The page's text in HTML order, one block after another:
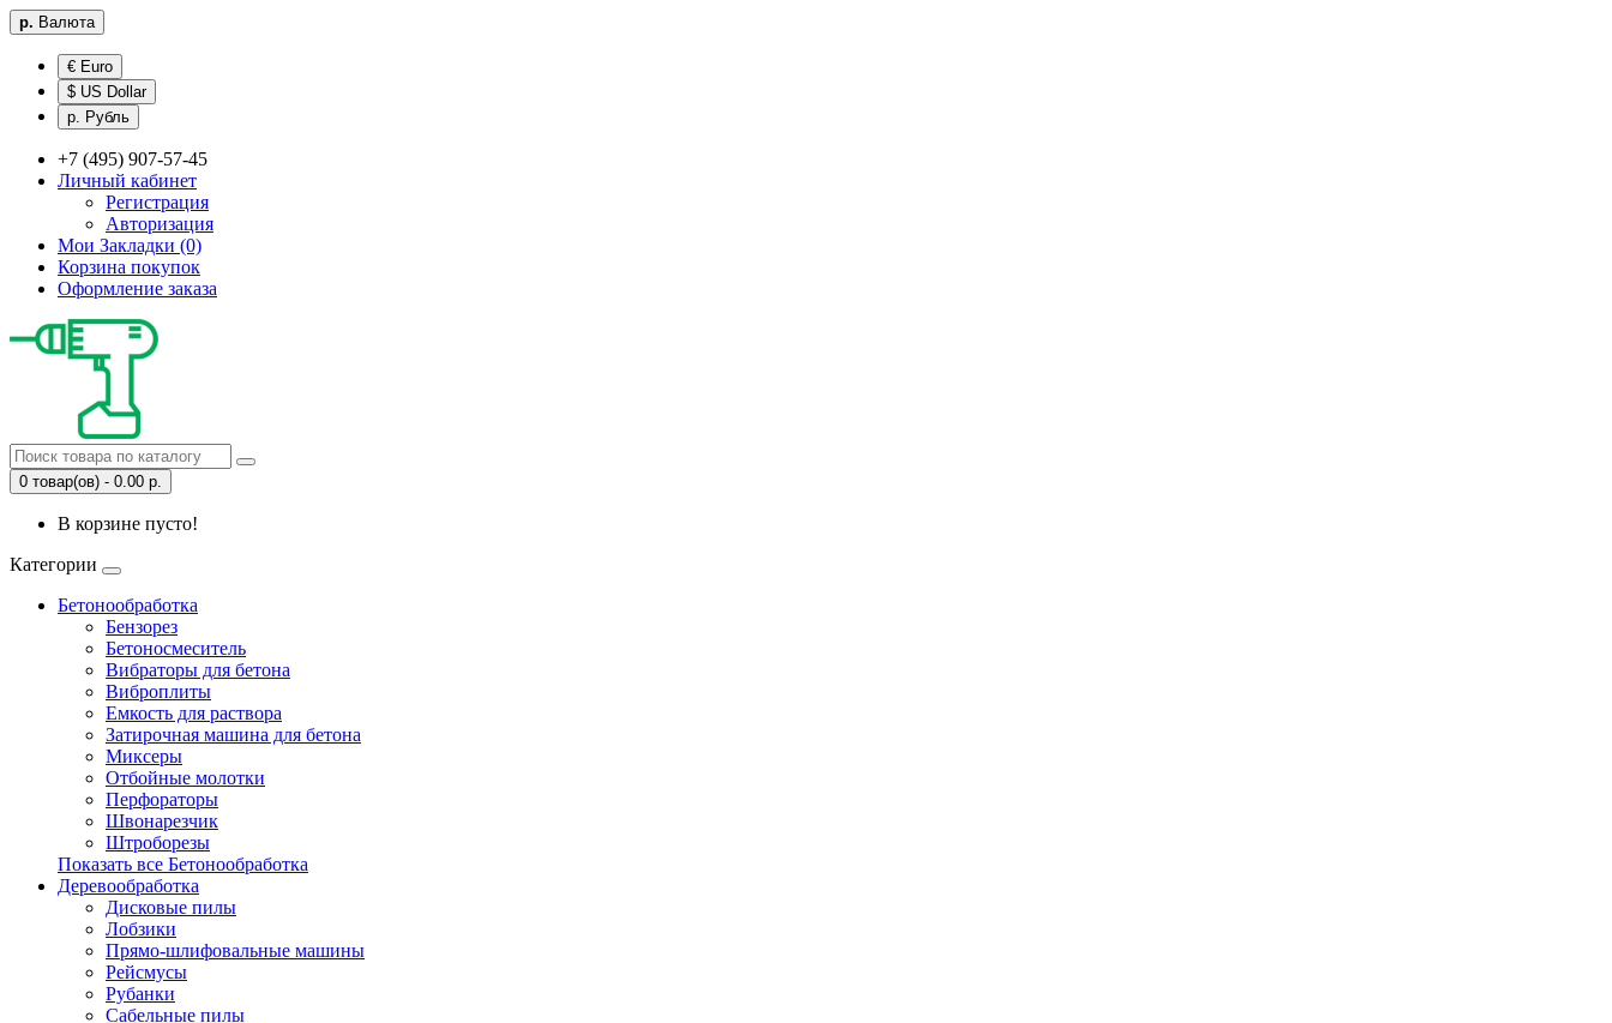
р. Валюта
€ Euro
$ US Dollar
р. Рубль
+7 (495) 907-57-45
Личный кабинет
Регистрация
Авторизация
Мои Закладки (0)
Корзина покупок
Оформление заказа
0 товар(ов) - 0.00 р.
В корзине пусто!
Категории
Бетонообработка
Бензорез
Бетоносмеситель
Вибраторы для бетона
Виброплиты
Емкость для раствора
Затирочная машина для бетона
Миксеры
Отбойные молотки
Перфораторы
Швонарезчик
Штроборезы
Показать все Бетонообработка
Деревообработка
Дисковые пилы
Лобзики
Прямо-шлифовальные машины
Рейсмусы
Рубанки
Сабельные пилы